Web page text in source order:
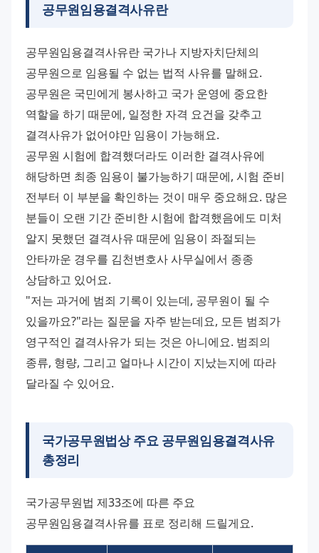
공무원임용결격사유란
공무원임용결격사유란 국가나 지방자치단체의
공무원으로 임용될 수 없는 법적 사유를 말해요.
공무원은 국민에게 봉사하고 국가 운영에 중요한
역할을 하기 때문에, 일정한 자격 요건을 갖추고
결격사유가 없어야만 임용이 가능해요.
공무원 시험에 합격했더라도 이러한 결격사유에
해당하면 최종 임용이 불가능하기 때문에, 시험 준비
전부터 이 부분을 확인하는 것이 매우 중요해요. 많은
분들이 오랜 기간 준비한 시험에 합격했음에도 미처
알지 못했던 결격사유 때문에 임용이 좌절되는
안타까운 경우를 김천변호사 사무실에서 종종
상담하고 있어요.
"저는 과거에 범죄 기록이 있는데, 공무원이 될 수
있을까요?"라는 질문을 자주 받는데요, 모든 범죄가
영구적인 결격사유가 되는 것은 아니에요. 범죄의
종류, 형량, 그리고 얼마나 시간이 지났는지에 따라
달라질 수 있어요.
국가공무원법상 주요 공무원임용결격사유
총정리
국가공무원법 제33조에 따른 주요
공무원임용결격사유를 표로 정리해 드릴게요.